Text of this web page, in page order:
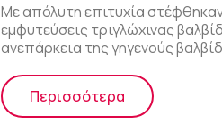
Με απόλυτη επιτυχία
εμφυτεύσεις τριγλώχινας
ανεπάρκεια της γηγενούς
Περισσότερα